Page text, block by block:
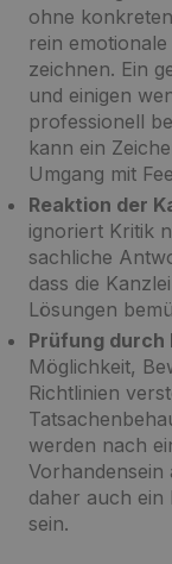
ohne
rein
zeichnen. Ein
und einigen
professionell
kann ein
Umgang mit
Reaktion der
ignoriert Kritik
sachliche
dass die
Lösungen
Prüfung durch
Möglichkeit,
Richtlinien
werden nach
daher auch
sein.